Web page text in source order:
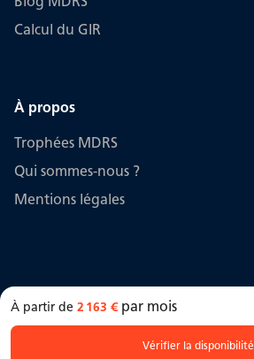
À partir de 2 163 € par mois
Vérifier la disponibilité
Calcul du GIR
À propos
Trophées MDRS
Qui sommes-nous ?
Mentions légales